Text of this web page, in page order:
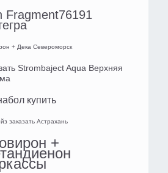
Fragment76191
+ Дека Североморск
Strombaject Aqua Верхняя
купить
заказать Астрахань
+